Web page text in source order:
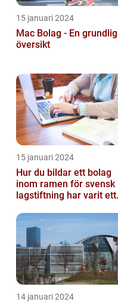
15 januari 2024
Mac Bolag - En grundlig
översikt
15 januari 2024
Hur du bildar ett bolag
inom ramen för svensk
lagstiftning har varit ett
läng...
14 januari 2024